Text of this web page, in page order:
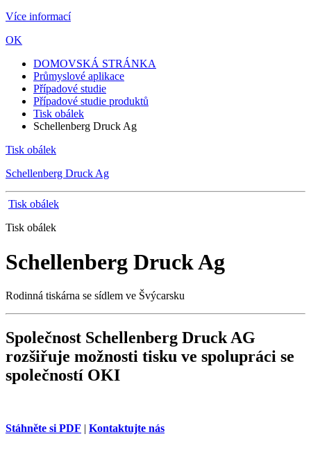
Více informací
OK
DOMOVSKÁ STRÁNKA
Průmyslové aplikace
Případové studie
Případové studie produktů
Tisk obálek
Schellenberg Druck Ag
Tisk obálek
Schellenberg Druck Ag
Tisk obálek
Tisk obálek
Schellenberg Druck Ag
Rodinná tiskárna se sídlem ve Švýcarsku
Společnost Schellenberg Druck AG
rozšiřuje možnosti tisku ve spolupráci se
společností OKI
Stáhněte si PDF | Kontaktujte nás